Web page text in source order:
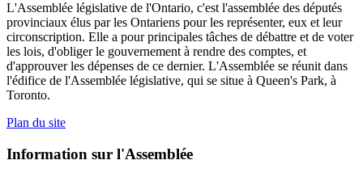
L'Assemblée législative de l'Ontario, c'est l'assemblée des députés
provinciaux élus par les Ontariens pour les représenter, eux et leur
circonscription. Elle a pour principales tâches de débattre et de voter
les lois, d'obliger le gouvernement à rendre des comptes, et
d'approuver les dépenses de ce dernier. L'Assemblée se réunit dans
l'édifice de l'Assemblée législative, qui se situe à Queen's Park, à
Toronto.
Plan du site
Information sur l'Assemblée